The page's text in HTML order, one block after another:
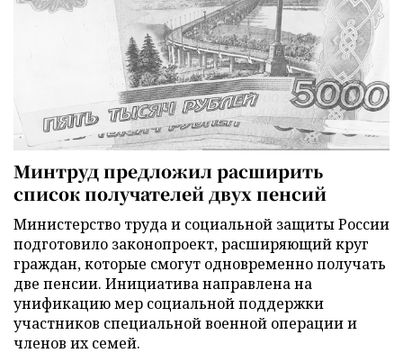
Минтруд предложил расширить
список получателей двух пенсий
Министерство труда и социальной защиты России
подготовило законопроект, расширяющий круг
граждан, которые смогут одновременно получать
две пенсии. Инициатива направлена на
унификацию мер социальной поддержки
участников специальной военной операции и
членов их семей.